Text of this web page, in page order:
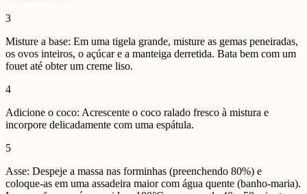
3
Misture a base: Em uma tigela grande, misture as gemas peneiradas,
os ovos inteiros, o açúcar e a manteiga derretida. Bata bem com um
fouet até obter um creme liso.
4
Adicione o coco: Acrescente o coco ralado fresco à mistura e
incorpore delicadamente com uma espátula.
5
Asse: Despeje a massa nas forminhas (preenchendo 80%) e
coloque-as em uma assadeira maior com água quente (banho-maria).